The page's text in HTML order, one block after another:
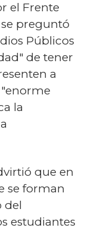
el Frente
preguntó
Públicos
de tener
a
la
que en
se forman
del
estudiantes